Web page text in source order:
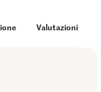
Valutazioni